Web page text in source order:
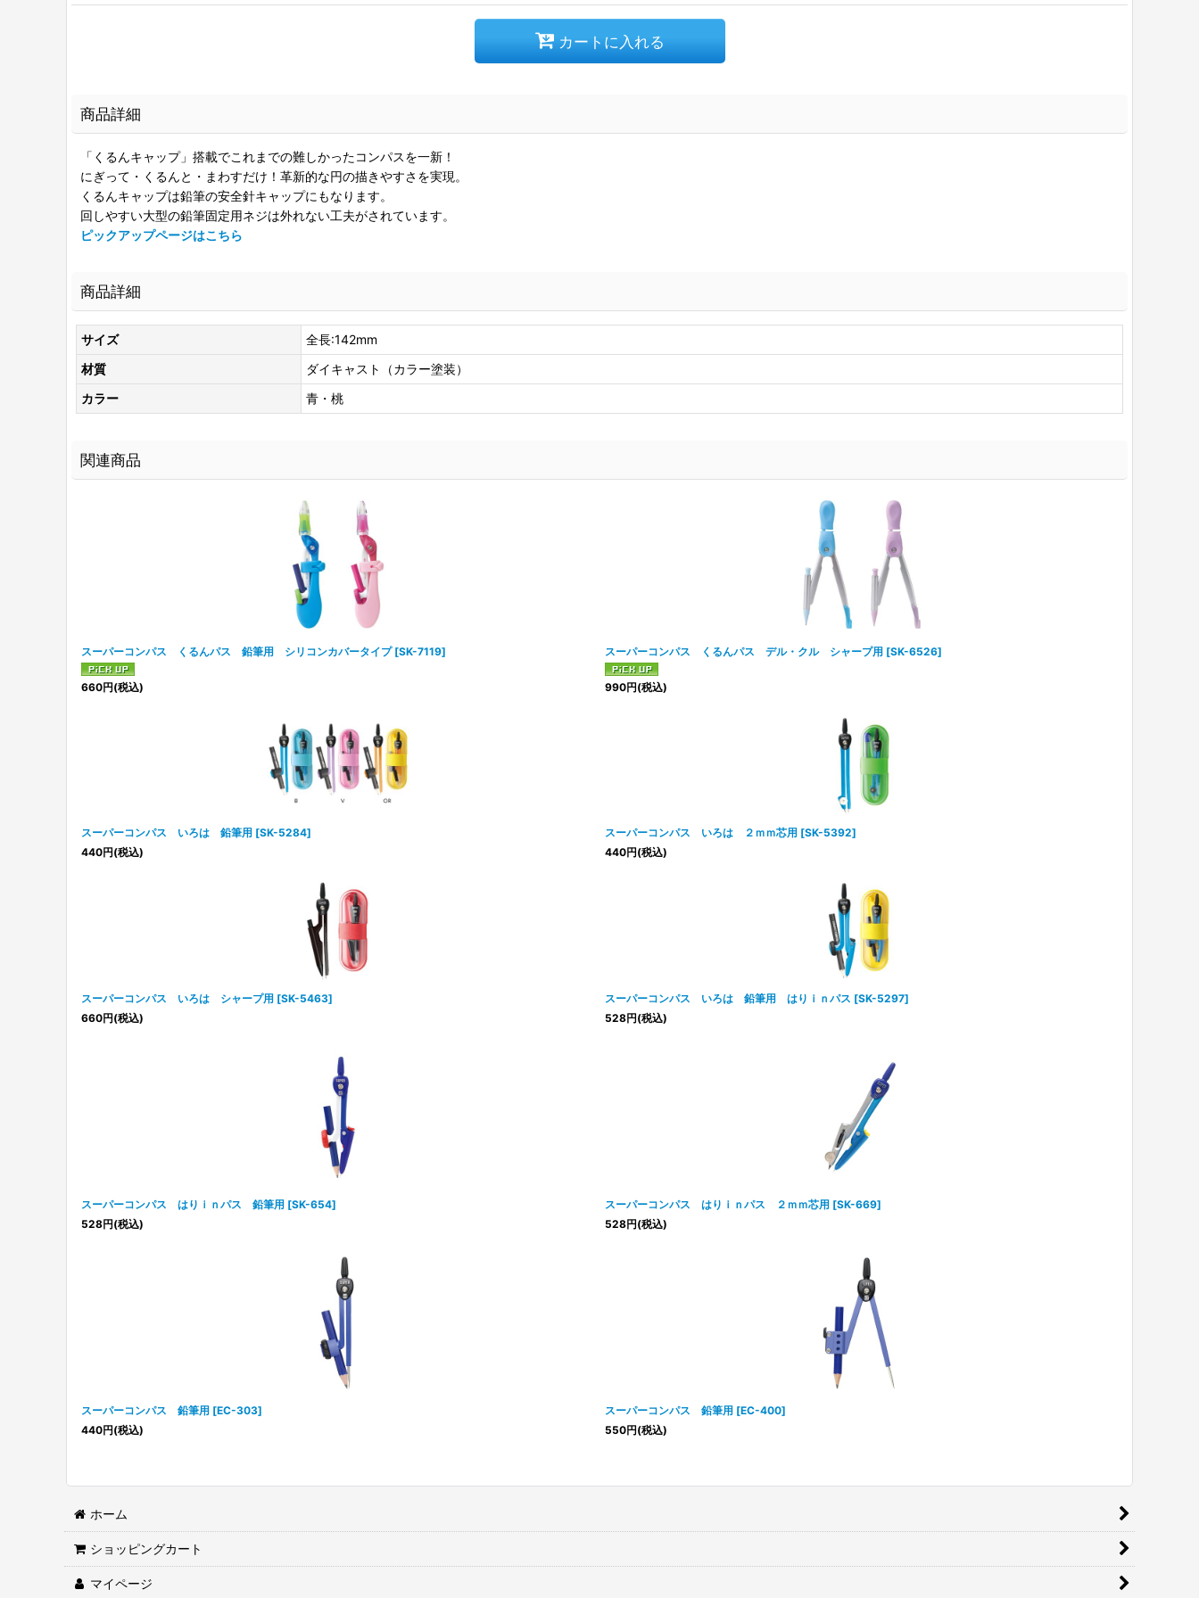
カートに入れる
商品詳細
「くるんキャップ」搭載でこれまでの難しかったコンパスを一新！
にぎって・くるんと・まわすだけ！革新的な円の描きやすさを実現。
くるんキャップは鉛筆の安全針キャップにもなります。
回しやすい大型の鉛筆固定用ネジは外れない工夫がされています。
ピックアップページはこちら
商品詳細
サイズ
全長:142mm
材質
ダイキャスト（カラー塗装）
カラー
青・桃
関連商品
スーパーコンパス くるんパス 鉛筆用 シリコンカバータイプ [SK-7119]
660円(税込)
スーパーコンパス くるんパス デル・クル シャープ用 [SK-6526]
990円(税込)
スーパーコンパス いろは 鉛筆用 [SK-5284]
440円(税込)
スーパーコンパス いろは ２ｍｍ芯用 [SK-5392]
440円(税込)
スーパーコンパス いろは シャープ用 [SK-5463]
660円(税込)
スーパーコンパス いろは 鉛筆用 はりｉｎパス [SK-5297]
528円(税込)
スーパーコンパス はりｉｎパス 鉛筆用 [SK-654]
528円(税込)
スーパーコンパス はりｉｎパス ２ｍｍ芯用 [SK-669]
528円(税込)
スーパーコンパス 鉛筆用 [EC-303]
440円(税込)
スーパーコンパス 鉛筆用 [EC-400]
550円(税込)
ホーム
ショッピングカート
マイページ